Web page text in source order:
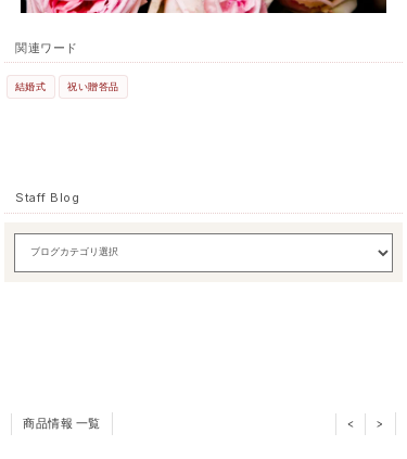
関連ワード
結婚式 祝い贈答品
Staff Blog
商品情報 一覧 < >